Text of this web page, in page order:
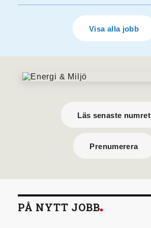
Visa alla jobb
Läs senaste numret
Prenumerera
PÅ NYTT JOBB